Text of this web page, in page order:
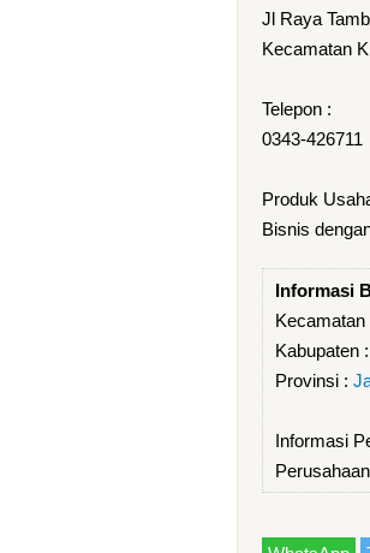
Jl Raya
Kecamatan
Telepon :
0343-426711
Produk
Bisnis
Informasi
Kecamatan
Kabupaten :
Provinsi :
Informasi